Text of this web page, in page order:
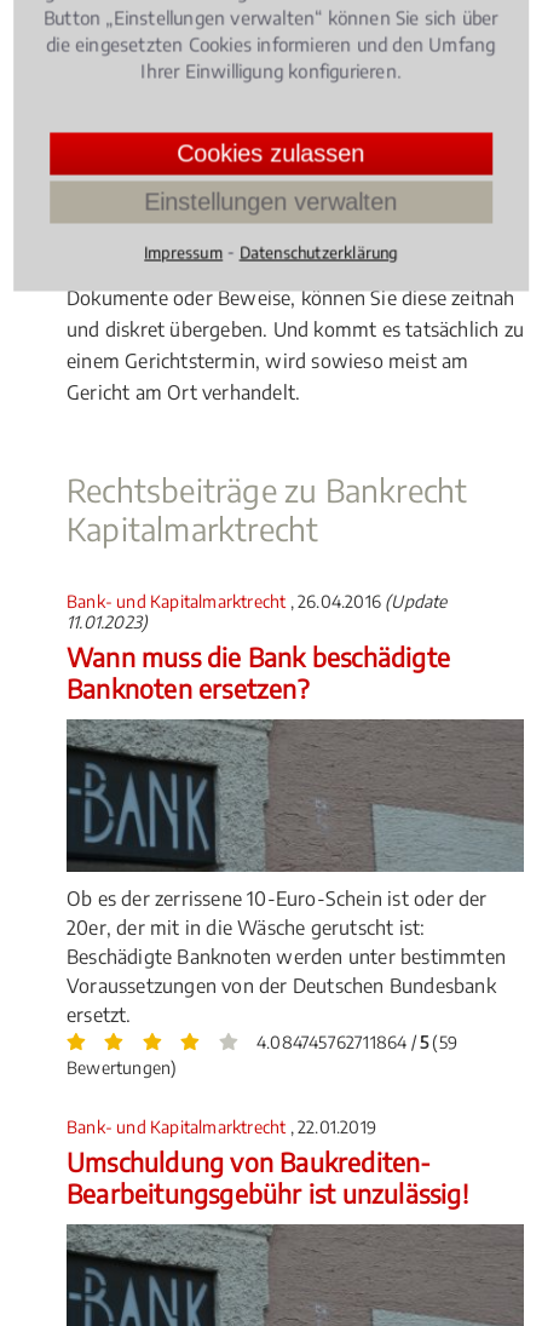
Geht es um einen internationalen Fonds, dessen
Geschädigte deutschlandweit hauptsächlich von
einer Kanzlei vertreten werden, sollten Sie sich ganz
in bzw. bei Altenstadt klare Vorteile: Vor-
Ortgespräche mit der Gegenseite sind schnell
durchführbar. Sind dazu noch kurzfristig
Sie selbst kurze Wege in die Kanzlei. Fehlen noch
Dokumente oder Beweise, können Sie diese zeitnah
und diskret übergeben. Und kommt es tatsächlich zu
einem Gerichtstermin, wird sowieso meist am
Gericht am Ort verhandelt.
Rechtsbeiträge zu Bankrecht
Kapitalmarktrecht
Bank- und Kapitalmarktrecht , 26.04.2016 (Update
11.01.2023)
Wann muss die Bank beschädigte
Banknoten ersetzen?
Ob es der zerrissene 10-Euro-Schein ist oder der
20er, der mit in die Wäsche gerutscht ist:
Beschädigte Banknoten werden unter bestimmten
Voraussetzungen von der Deutschen Bundesbank
ersetzt.
4.084745762711864 /5(59
Bewertungen)
Bank- und Kapitalmarktrecht , 22.01.2019
Umschuldung von Baukrediten-
Bearbeitungsgebühr ist unzulässig!
Button „Einstellungen verwalten“ können Sie sich über
die eingesetzten Cookies informieren und den Umfang
Ihrer Einwilligung konfigurieren.
Cookies zulassen
Einstellungen verwalten
Impressum ⁃ Datenschutzerklärung